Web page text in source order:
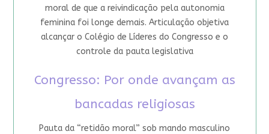
moral de que a reivindicação pela autonomia
feminina foi longe demais. Articulação objetiva
alcançar o Colégio de Líderes do Congresso e o
controle da pauta legislativa
Congresso: Por onde avançam as
bancadas religiosas
Pauta da “retidão moral” sob mando masculino